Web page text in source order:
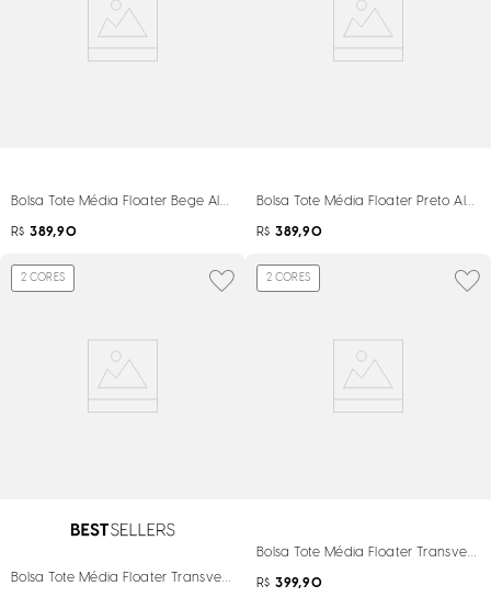
Bolsa Tote Média Floater Bege Alça Dupla
R$ 389,90
Bolsa Tote Média Floater Preto Alça
R$ 389,90
2 CORES
Bolsa Tote Média Floater Transversal Preta
2 CORES
Bolsa Tote Média Floater
R$ 399,90